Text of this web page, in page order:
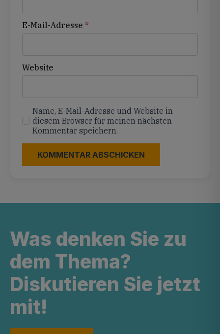
E-Mail-Adresse *
Website
Name, E-Mail-Adresse und Website in
diesem Browser für meinen nächsten
Kommentar speichern.
Was denken Sie zu
dem Thema?
Diskutieren Sie jetzt
mit!